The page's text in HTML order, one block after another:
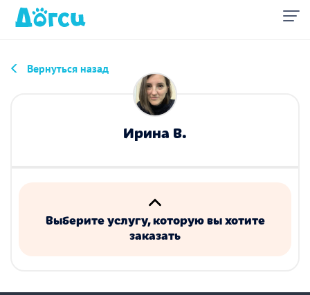
Вернуться назад
Ирина В.
Выберите услугу, которую вы хотите
заказать